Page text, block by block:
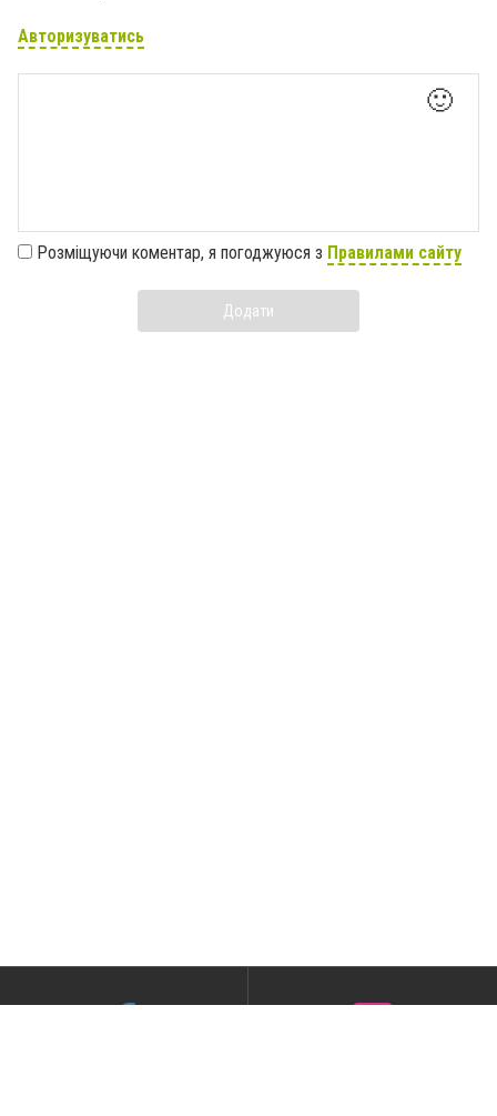
Авторизуватись
🙂
Розміщуючи коментар, я погоджуюся з Правилами сайту
Додати